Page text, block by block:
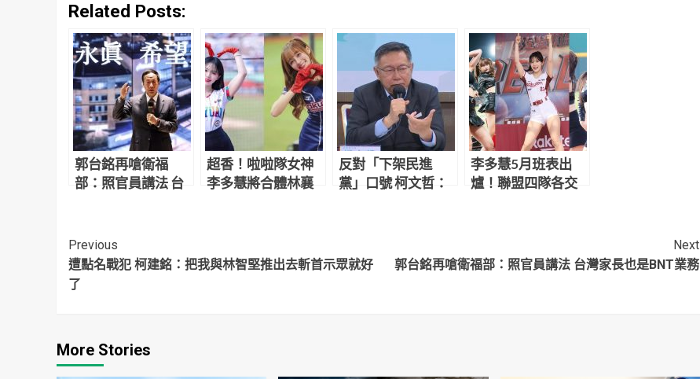
Related Posts:
郭台銘再嗆衛福
部：照官員講法 台
超香！啦啦隊女神
李多慧將合體林襄
反對「下架民進
黨」口號 柯文哲：
李多慧5月班表出
爐！聯盟四隊各交
Continue
Reading
Previous
遭點名戰犯 柯建銘：把我與林智堅推出去斬首示眾就好
了
Next
郭台銘再嗆衛福部：照官員講法 台灣家長也是BNT業務
More Stories